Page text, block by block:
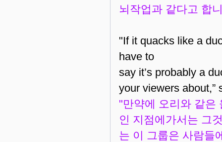
뇌작업과 같다고 합
"If it quacks like a
have to
say it’s probably a
your viewers
"만약에 오리와 같
인 지점에가서는 그
는 이 그룹은 사람들